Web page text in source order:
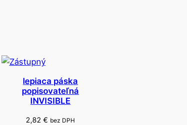
lepiaca páska
popisovateľná
INVISIBLE
2,82€ bez DPH